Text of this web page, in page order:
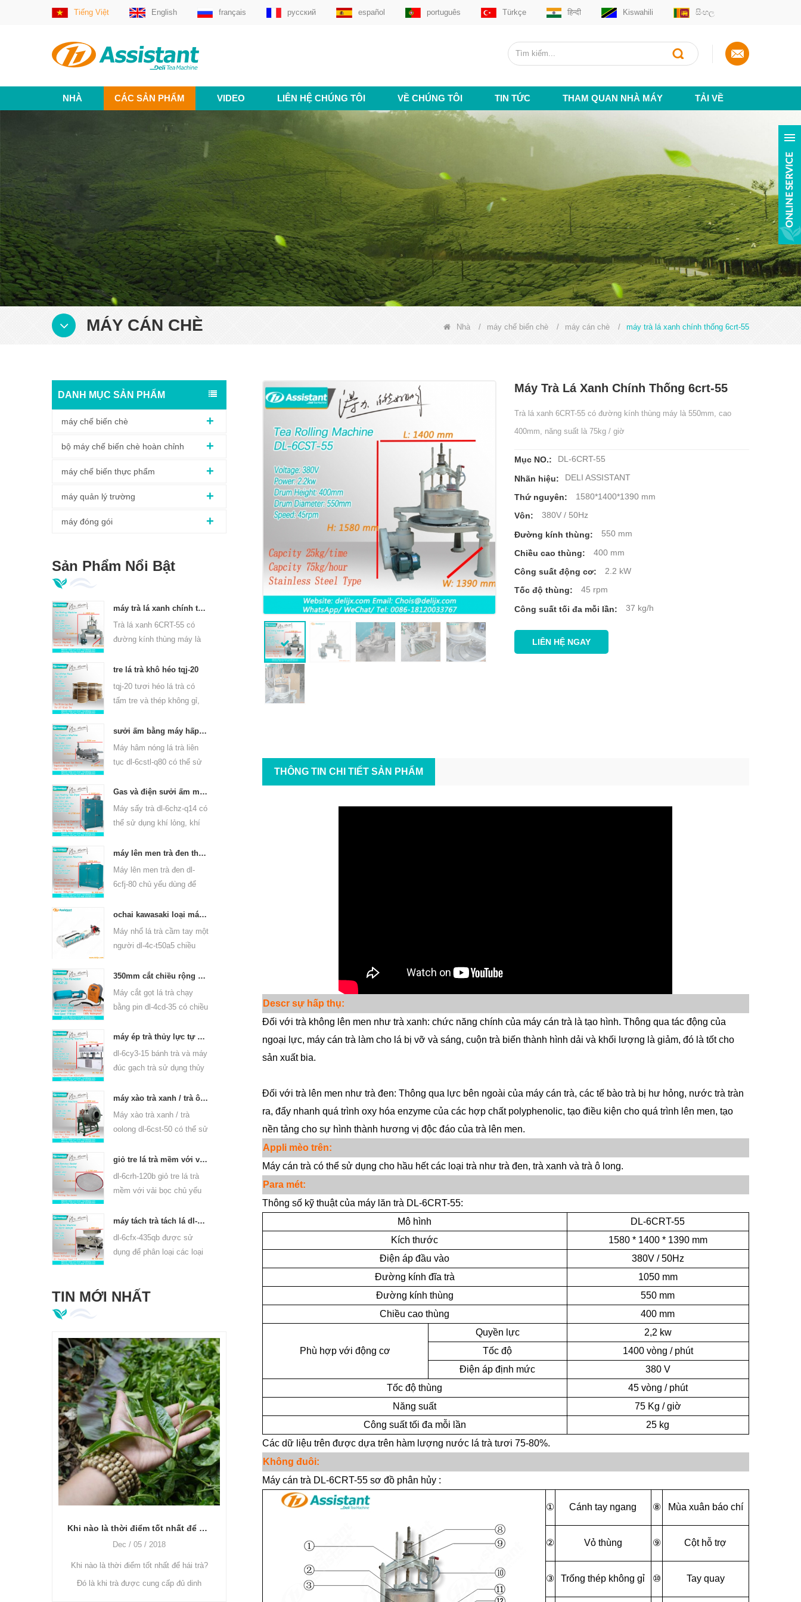
Tiếng Việt English français русский español português Türkçe हिन्दी Kiswahili සිංහල
NHÀ CÁC SẢN PHẨM VIDEO LIÊN HỆ CHÚNG TÔI VỀ CHÚNG TÔI TIN TỨC THAM QUAN NHÀ MÁY TẢI VỀ
MÁY CÁN CHÈ Nhà / máy chế biến chè / máy cán chè / máy trà lá xanh chính thống 6crt-55
DANH MỤC SẢN PHẨM
máy chế biến chè
bộ máy chế biến chè hoàn chỉnh
máy chế biến thực phẩm
máy quản lý trường
máy đóng gói
Sản Phẩm Nổi Bật
máy trà lá xanh chính thống 6crt-55
Trà lá xanh 6CRT-55 có
đường kính thùng máy là
suất là 75kg / giờ
tre lá trà khô héo tqj-20
tqj-20 tươi héo lá trà có
tấm tre và thép không gỉ,
các loại trà.
sưởi ấm bằng máy hấp lá trà liên tục cho các loại trà 6cstl-q80
Máy hâm nóng lá trà liên
tục dl-6cstl-q80 có thể sử
chẳng hạn như trà xanh,
trà ô long và các loại khác.
Gas và điện sưởi ấm máy sấy lá trà xanh 6chz-q14
Máy sấy trà dl-6chz-q14 có
thể sử dụng khí lỏng, khí
làm khô tất cả các loại trà,
như trà xanh, trà đen, trà ô
long, v.v.
máy lên men trà đen thông minh 6cfj-80
Máy lên men trà đen dl-
6cfj-80 chủ yếu dùng để
lên men tốt hơn.
ochai kawasaki loại máy cầm tay hái lá trà một người đàn ông 4c-t50a5
Máy nhổ lá trà cầm tay một
người dl-4c-t50a5 chiều
500mm, 600mm, sử dụng
động cơ xăng huasheng
1e34f.
350mm cắt chiều rộng chạy bằng pin máy trà lá trà tuốt 4cd-35
Máy cắt gọt lá trà chạy
bằng pin dl-4cd-35 có chiều
dụng pin lithium ba lô hoặc
pin axit chì.
máy ép trà thủy lực tự động máy ép trà trà 6cy3-15
dl-6cy3-15 bánh trà và máy
đúc gạch trà sử dụng thủy
puer và bánh trà và gạch
trà khác.
máy xào trà xanh / trà ô long thiết bị panner 6cst-50
Máy xào trà xanh / trà
oolong dl-6cst-50 có thể sử
kính trong 50 cm, nhiệt độ
cao nhất có thể là 350oC,
nó có thể chế biến 25kg trà
giỏ tre lá trà mềm với vải che cho 6crh-120b
dl-6crh-120b giỏ tre lá trà
mềm với vải bọc chủ yếu
bảo quản trà tạm thời, &
nbsp; dễ dàng chuyển trà
giữa mỗi quy trình chế
máy tách trà tách lá dl-6cfx-435qb
dl-6cfx-435qb được sử
dụng để phân loại các loại
thông số kỹ thuật khác
TIN MỚI NHẤT
Trà xanh là chè không lên men, chủ yếu
sử dụng các loại máy này: giá đỡ khô,
kiến thức trà cây cổ thụ
Trà càng cũ, càng đắt, càng đắt, nhưng
vào chất lượng của trà, đó là cách nó có
vị. Nếu chất lượng của cây khôn
bí mật Nga - nguồn gốc của trà ivan
Trà Ivan Ivan là loại trà hoa phổ biến và
thức uống truyền thống của Nga có lịch
Máy Trà Lá Xanh Chính Thống 6crt-55
Trà lá xanh 6CRT-55 có đường kính thùng máy là 550mm, cao
400mm, năng suất là 75kg / giờ
Mục NO.: DL-6CRT-55
Nhãn hiệu: DELI ASSISTANT
Thứ nguyên: 1580*1400*1390 mm
Vôn: 380V / 50Hz
Đường kính thùng: 550 mm
Chiều cao thùng: 400 mm
Công suất động cơ: 2.2 kW
Tốc độ thùng: 45 rpm
Công suất tối đa mỗi lần: 37 kg/h
LIÊN HỆ NGAY
THÔNG TIN CHI TIẾT SẢN PHẨM
Descrsự hấp thụ:
Đối với trà không lên men như trà xanh: chức năng chính của máy cán trà là tạo hình. Thông qua tác động của
ngoại lực, máy cán trà làm cho lá bị vỡ và sáng, cuộn trà biến thành hình dải và khối lượng là giảm, đó là tốt cho
sản xuất bia.
Đối với trà lên men như trà đen: Thông qua lực bên ngoài của máy cán trà, các tế bào trà bị hư hỏng, nước trà tràn
ra, đẩy nhanh quá trình oxy hóa enzyme của các hợp chất polyphenolic, tạo điều kiện cho quá trình lên men, tạo
nền tảng cho sự hình thành hương vị độc đáo của trà lên men.
Applimèotrên:
Máy cán trà có thể sử dụng cho hầu hết các loại trà như trà đen, trà xanh và trà ô long.
Paramét:
Thông số kỹ thuật của máy lăn trà DL-6CRT-55:
Mô hình
DL-6CRT-55
Kích thước
1580 * 1400 * 1390 mm
Điện áp đầu vào
380V / 50Hz
Đường kính đĩa trà
1050 mm
Đường kính thùng
550 mm
Chiều cao thùng
400 mm
Phù hợp với động cơ
Quyền lực
2,2 kw
Tốc độ
1400 vòng / phút
Điện áp định mức
380 V
Tốc độ thùng
45 vòng / phút
Năng suất
75 Kg / giờ
Công suất tối đa mỗi lần
25 kg
Các dữ liệu trên được dựa trên hàm lượng nước lá trà tươi 75-80%.
Không đuôi:
Máy cán trà DL-6CRT-55sơ đồ phân hủy:
① Cánh tay ngang ⑧ Mùa xuân báo chí
② Vỏ thùng ⑨ Cột hỗ trợ
③ Trống thép không gỉ ⑩ Tay quay